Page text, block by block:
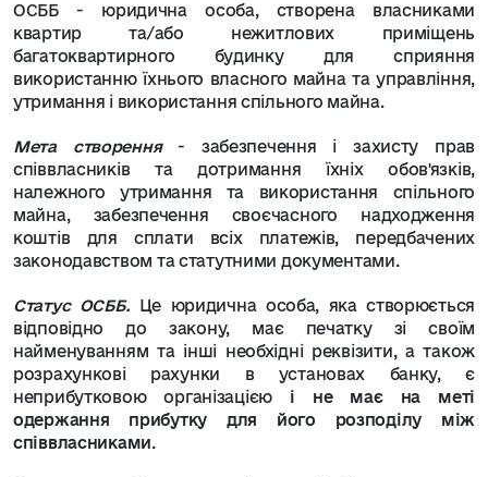
ОСББ - юридична особа, створена власниками
квартир та/або нежитлових приміщень
багатоквартирного будинку для сприяння
використанню їхнього власного майна та управління,
утримання і використання спільного майна.
Мета створення- забезпечення і захисту прав
співвласників та дотримання їхніх обов'язків,
належного утримання та використання спільного
майна, забезпечення своєчасного надходження
коштів для сплати всіх платежів, передбачених
законодавством та статутними документами.
Статус ОСББ. Це юридична особа, яка створюється
відповідно до закону, має печатку зі своїм
найменуванням та інші необхідні реквізити, а також
розрахункові рахунки в установах банку, є
неприбутковою організацією і не має на меті
одержання прибутку для його розподілу між
співвласниками.